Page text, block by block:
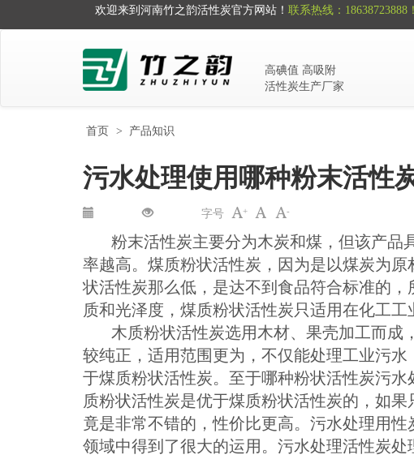
欢迎来到河南竹之韵活性炭官方网站！ 联系热线：18638723888！
高碘值 高吸附
活性炭生产厂家
首页 > 产品知识
污水处理使用哪种粉末活性
字号 + -
粉末活性炭主要分为木炭和煤，但该产品
率越高。煤质粉状活性炭，因为是以煤炭为
状活性炭那么低，是达不到食品符合标准的
质和光泽度，煤质粉状活性炭只适用在化工工
木质粉状活性炭选用木材、果壳加工而成
较纯正，适用范围更为，不仅能处理工业污
于煤质粉状活性炭。至于哪种粉状活性炭污
质粉状活性炭是优于煤质粉状活性炭的，如
竟是非常不错的，性价比更高。污水处理用
领域中得到了很大的运用。污水处理活性炭